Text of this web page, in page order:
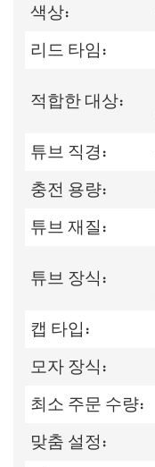
색상:
리드 타임:
적합한 대상:
튜브 직경:
충전 용량:
튜브 재질:
튜브 장식:
캡 타입:
모자 장식:
최소 주문 수량:
맞춤 설정: